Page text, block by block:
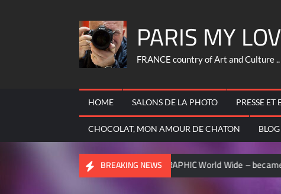
PARIS MY
FRANCE country of Art and Culture ..
HOME SALONS DE LA PHOTO PRESSE ET
CHOCOLAT, MON AMOUR DE CHATON BLOG
BREAKING NEWS
NATIONAL GEOGRAPHIC World Wide – became contributor ..